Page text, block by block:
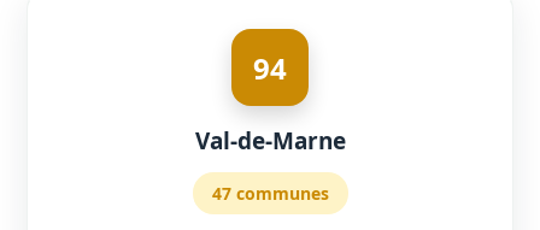
94
Val-de-Marne
47 communes